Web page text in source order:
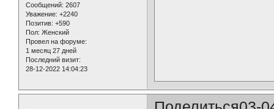
Сообщений: 2607
Уважение: +2240
Позитив: +590
Пол: Женский
Провел на форуме:
1 месяц 27 дней
Последний визит:
28-12-2022 14:04:23